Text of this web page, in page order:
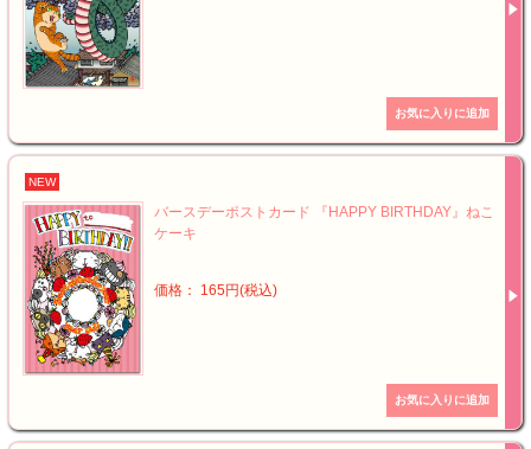
NEW
バースデーポストカード 『HAPPY BIRTHDAY』ねこ
ケーキ
価格： 165円(税込)